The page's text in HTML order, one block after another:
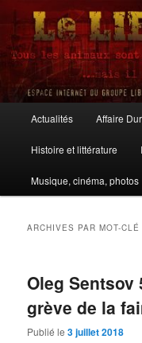
Aller
contenu
principal
Aller
contenu
secondaire
Le Libertaire
principal
Actualités Affaire
Histoire et littérature
Musique, cinéma, photos
ARCHIVES PAR MOT-
Oleg Sentsov
grève de la
Publié le3 juillet 2018